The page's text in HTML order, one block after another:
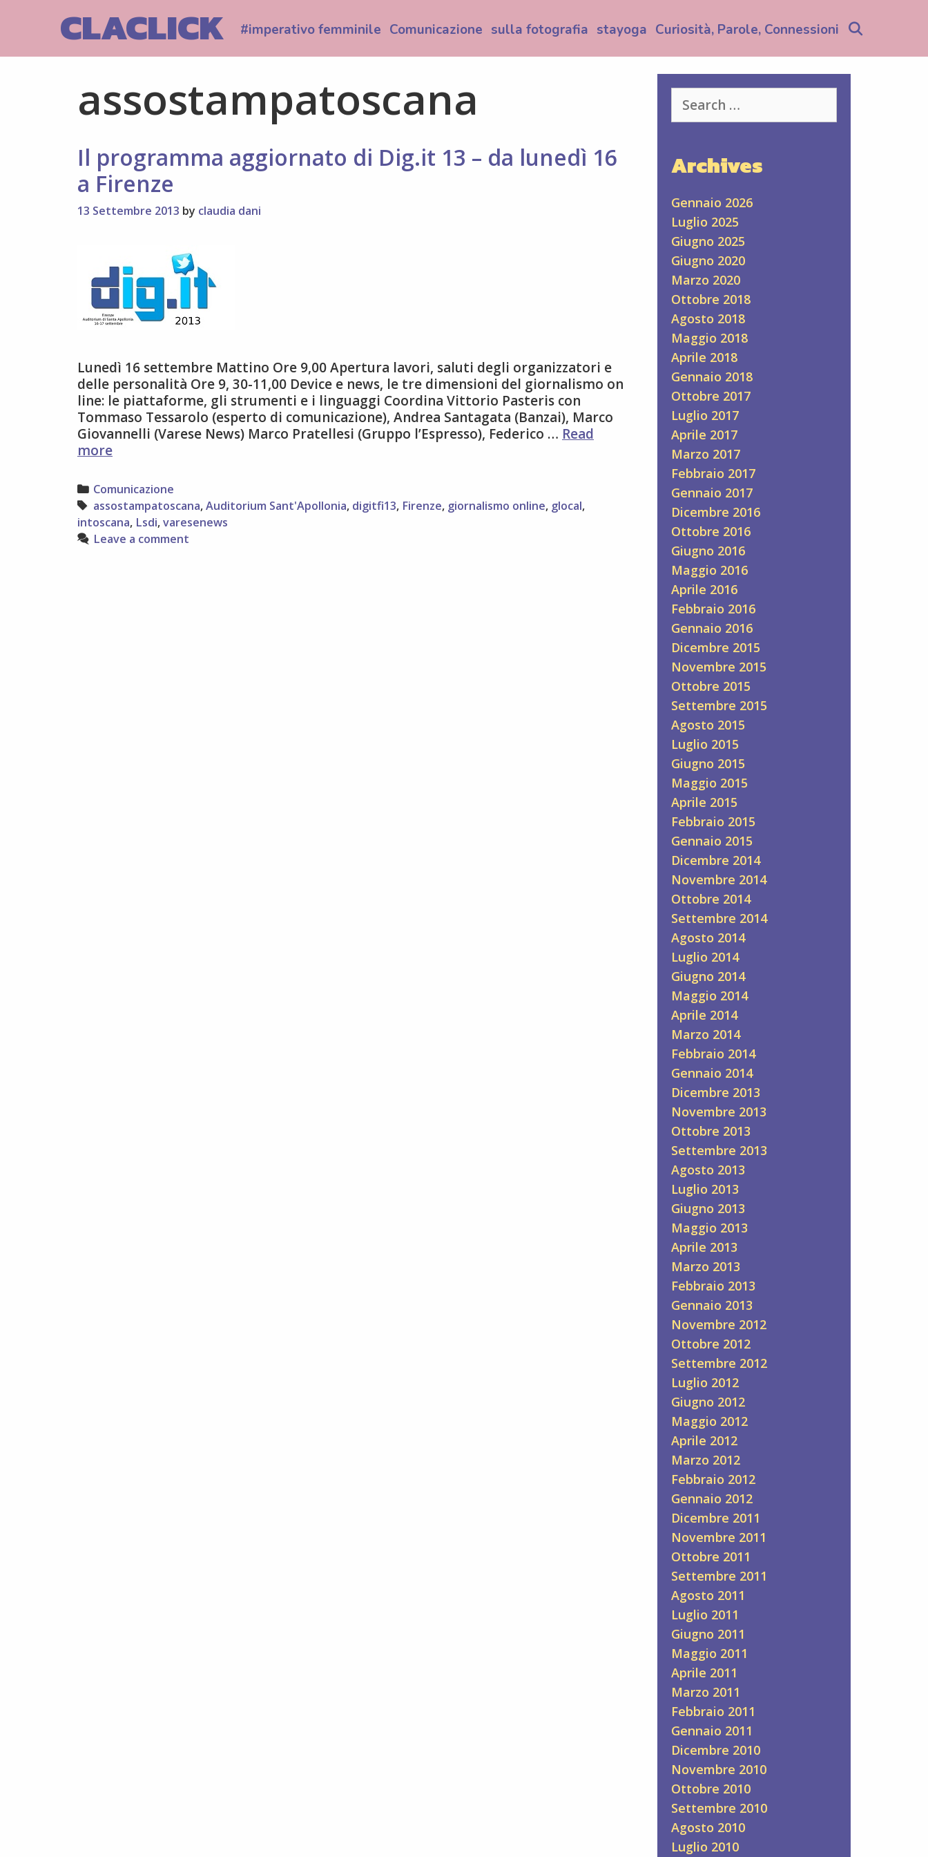
CLACLICK #imperativo femminile Comunicazione sulla fotografia stayoga Curiosità, Parole, Connessioni
assostampatoscana
Il programma aggiornato di Dig.it 13 – da lunedì 16
a Firenze
13 Settembre 2013 by claudia dani
Lunedì 16 settembre Mattino Ore 9,00 Apertura lavori, saluti degli organizzatori e
delle personalità Ore 9, 30-11,00 Device e news, le tre dimensioni del giornalismo on
line: le piattaforme, gli strumenti e i linguaggi Coordina Vittorio Pasteris con
Tommaso Tessarolo (esperto di comunicazione), Andrea Santagata (Banzai), Marco
Giovannelli (Varese News) Marco Pratellesi (Gruppo l’Espresso), Federico … Read
moreIl
aggiornato
di
Dig.it
13
–
Categories
Comunicazione
Tags
assostampatoscana,Auditorium Sant'Apollonia, digitfi13, Firenze, giornalismo online, glocal,
intoscana, Lsdi,varesenews
Leave a comment
for:
Archives
Gennaio 2026
Luglio 2025
Giugno 2025
Giugno 2020
Marzo 2020
Ottobre 2018
Agosto 2018
Maggio 2018
Aprile 2018
Gennaio 2018
Ottobre 2017
Luglio 2017
Aprile 2017
Marzo 2017
Febbraio 2017
Gennaio 2017
Dicembre 2016
Ottobre 2016
Giugno 2016
Maggio 2016
Aprile 2016
Febbraio 2016
Gennaio 2016
Dicembre 2015
Novembre 2015
Ottobre 2015
Settembre 2015
Agosto 2015
Luglio 2015
Giugno 2015
Maggio 2015
Aprile 2015
Febbraio 2015
Gennaio 2015
Dicembre 2014
Novembre 2014
Ottobre 2014
Settembre 2014
Agosto 2014
Luglio 2014
Giugno 2014
Maggio 2014
Aprile 2014
Marzo 2014
Febbraio 2014
Gennaio 2014
Dicembre 2013
Novembre 2013
Ottobre 2013
Settembre 2013
Agosto 2013
Luglio 2013
Giugno 2013
Maggio 2013
Aprile 2013
Marzo 2013
Febbraio 2013
Gennaio 2013
Novembre 2012
Ottobre 2012
Settembre 2012
Luglio 2012
Giugno 2012
Maggio 2012
Aprile 2012
Marzo 2012
Febbraio 2012
Gennaio 2012
Dicembre 2011
Novembre 2011
Ottobre 2011
Settembre 2011
Agosto 2011
Luglio 2011
Giugno 2011
Maggio 2011
Aprile 2011
Marzo 2011
Febbraio 2011
Gennaio 2011
Dicembre 2010
Novembre 2010
Ottobre 2010
Settembre 2010
Agosto 2010
Luglio 2010